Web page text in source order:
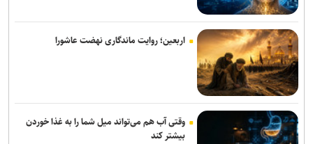
۱۲ میلیون هکتار از زمین‌های کشاورزی سند ندارند / اجرای قانون الزام به
ثبت رسمی معاملات غیرمنقول در ۱۴۳ شهرستان
نقش راهبردی رسانه‌ها در تثبیت امنیت غذایی/ خبرنگاران، حلقه‌ی پیوند
دانش، تولید و اعتماد در سفره مردم هستند
با اجرای قاعده «تقدم قبض انبار» بیش از ۳.۵ میلیون تن کالا وارد کشور
شد
اربعین؛ روایت ماندگاری نهضت عاشورا
وقتی آب هم می‌تواند میل شما را به غذا خوردن
بیشتر کند